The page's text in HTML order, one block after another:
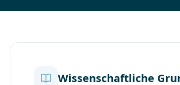
Wissenschaftliche